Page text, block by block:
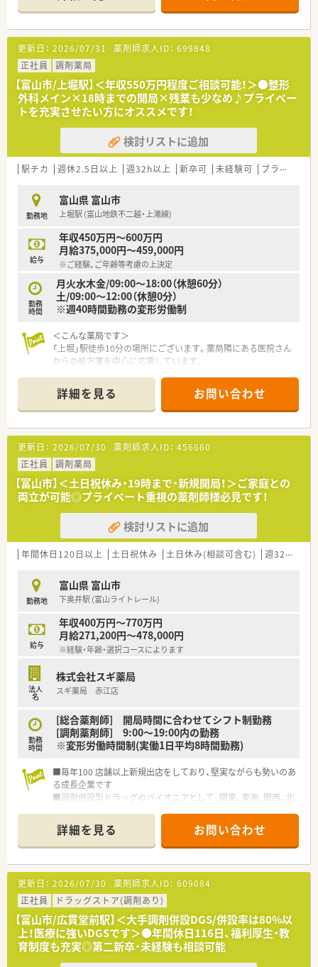
程度の処方箋を応需しております。平日は18時までの開局でプ
ライベートを充実させたい方にオススメです。
≪ こんな会社です ≫
2003年11月に設立。富山県を中心に13店舗展開しており、現在
では石川県にも1店舗展開しております。全店舗、門前クリニッ
クのドクターは社長の前職で繋がりがあった方々のため関係性
も良好です。また、最近は会社として在宅業務も積極的に行って
おります。
≪ 研修制度 ≫
新入社員教育研修、社外講師を招いた研修も行っております。薬
局内勉強会も行っていますので働きながら更なるキャリアアッ
≪ 福利厚生について ≫
■定期健康診断(年1回）※費用は全額負担
■ インフルエンザの予防接種（全額負担）
■ 白衣クリーニング全額負担
■レクレーション（忘年会、社員による交流会など）
更新日： 2026/07/31 薬剤師求人ID： 699848
正社員
調剤薬局
【富山市/上堀駅】＜年収550万円程度ご相談可能！＞●整形
外科メイン×18時までの開局×残業も少なめ♪プライベー
トを充実させたい方にオススメです！
検討リストに追加
駅チカ 週休2.5日以上 週32h以上 新卒可 未経験可 ブランク可
勤務地
富山県 富山市
上堀駅 (富山地鉄不二越・上滝線)
給与
年収450万円～600万円
月給375,000円～459,000円
※ご経験、ご年齢等考慮の上決定
勤務
時間
月火水木金/09:00～18:00（休憩60分）
土/09:00～12:00（休憩0分）
※週40時間勤務の変形労働制
＜こんな薬局です＞
「上堀」駅徒歩10分の場所にございます。薬局隣にある医院さん
からの処方箋を中心に応需しています。
＜業務内容＞
外来は門前からの整形外科の処方がメインです。1日30～40枚
程度の処方箋を応需しております。平日は18時までの開局でプ
ライベートを充実させたい方にオススメです。
≪ こんな会社です ≫
2003年11月に設立。富山県を中心に13店舗展開しており、現在
では石川県にも1店舗展開しております。全店舗、門前クリニッ
クのドクターは社長の前職で繋がりがあった方々のため関係性
も良好です。また、最近は会社として在宅業務も積極的に行って
おります。
≪ 研修制度 ≫
新入社員教育研修、社外講師を招いた研修も行っております。薬
プも目指せる環境が整っています。
≪ 福利厚生について ≫
■定期健康診断(年1回）※費用は全額負担
■ インフルエンザの予防接種（全額負担）
■ 白衣クリーニング全額負担
■レクレーション（忘年会、社員による交流会など）
詳細を見る お問い合わせ
更新日： 2026/07/30 薬剤師求人ID： 456660
正社員
調剤薬局
【富山市】＜土日祝休み・19時まで・新規開局！＞ご家庭との
両立が可能◎プライベート重視の薬剤師様必見です！
検討リストに追加
年間休日120日以上 土日祝休み 土日休み(相談可含む) 週32h以上
勤務地
富山県 富山市
下奥井駅 (富山ライトレール)
給与
年収400万円～770万円
月給271,200円～478,000円
※経験・年齢・選択コースによります
法人
名
株式会社スギ薬局
スギ薬局 赤江店
勤務
時間
[総合薬剤師] 開局時間に合わせてシフト制勤務
[調剤薬剤師] 9:00～19:00内の勤務
※変形労働時間制(実働1日平均8時間勤務)
■毎年100 店舗以上新規出店をしており、堅実ながらも勢いのあ
る成長企業です
■調剤併設型ドラッグのパイオニアとして、関東、東海、関西、北
■研修制度は様々なプランがあり、集合研修だけでなく任意で受
講可能な研修も幅広く用意されています
■店舗で活躍する従業員、社外で活躍する従業員、将来経営幹部
となる従業員など、薬剤師として様々な活躍ができるフィールド
を用意されています
■総合薬剤師・調剤薬剤師（土日休み・19時までの勤務）どちらか
の働き方を選択できます
■調剤併設型だけでなく「医療モール・クリニック併設店舗」「敷
地内薬局」「訪問調剤特化型店舗」など様々な店舗を運営してい
ます
■在宅医療にも積極的取り組んでおり「訪問調剤特化型店舗」を
50店舗以上、無菌調剤室は業界最多の51店舗設置しています
詳細を見る お問い合わせ
更新日： 2026/07/30 薬剤師求人ID： 609084
正社員
ドラッグストア(調剤あり)
【富山市/広貫堂前駅】＜大手調剤併設DGS/併設率は80%以
上！医療に強いDGSです＞●年間休日116日、福利厚生・教
育制度も充実◎第二新卒・未経験も相談可能